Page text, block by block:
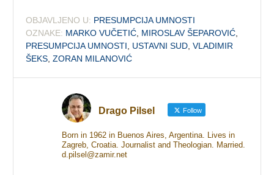
OBJAVLJENO U: PRESUMPCIJA UMNOSTI
OZNAKE: MARKO VUČETIĆ MIROSLAV ŠEPAROVIĆ
PRESUMPCIJA UMNOSTI
USTAVNI SUD ,VLADIMIR
ŠEKS ,ZORAN MILANOVIĆ
Drago Pilsel Follow
Born in 1962 in Buenos Aires, Argentina. Lives in
Zagreb, Croatia. Journalist and Theologian. Married.
d.pilsel@zamir.net